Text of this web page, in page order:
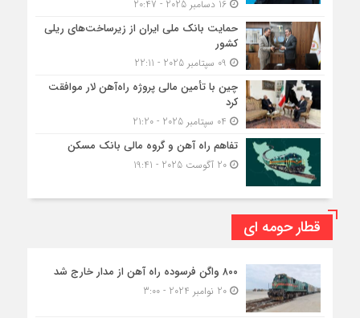
16 دسامبر 2025 - 20:47
حمایت بانک ملی ایران از زیرساخت‌های ریلی
کشور
چین با تأمین مالی پروژه راه‌آهن لار موافقت
کرد
تفاهم راه آهن و گروه مالی بانک مسکن
20 آگوست 2025 - 19:41
قطار حومه ای
۸۰۰ واگن فرسوده راه آهن از مدار خارج شد
20 نوامبر 2024 - 3:00